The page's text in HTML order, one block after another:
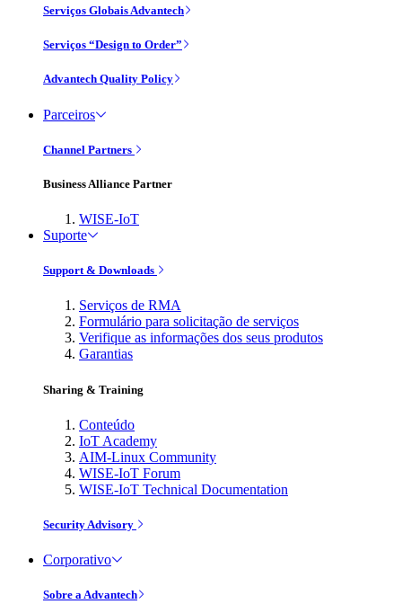
Serviços Globais Advantech
Serviços “Design to Order”
Advantech Quality Policy
Parceiros
Channel Partners
Business Alliance Partner
WISE-IoT
Suporte
Support & Downloads
Serviços de RMA
Formulário para solicitação de serviços
Verifique as informações dos seus produtos
Garantias
Sharing & Training
Conteúdo
IoT Academy
AIM-Linux Community
WISE-IoT Forum
WISE-IoT Technical Documentation
Security Advisory
Corporativo
Sobre a Advantech